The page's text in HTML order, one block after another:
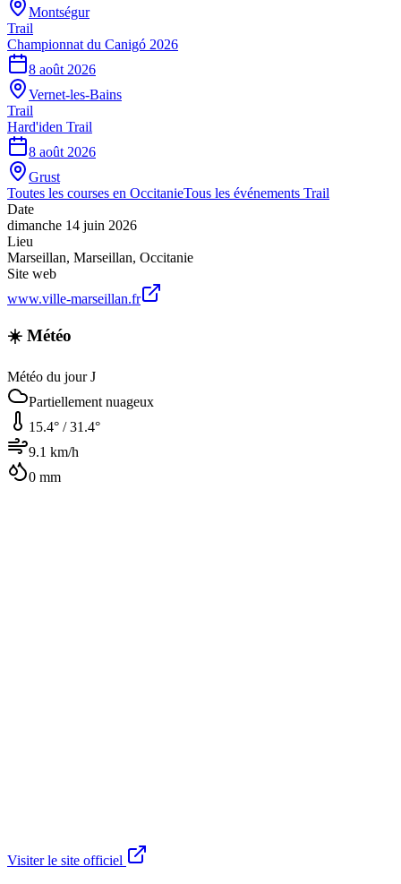
Montségur
Trail
Championnat du Canigó 2026
8 août 2026
Vernet-les-Bains
Trail
Hard'iden Trail
8 août 2026
Grust
Toutes les courses en OccitanieTous les événements Trail
Date
dimanche 14 juin 2026
Lieu
Marseillan, Marseillan, Occitanie
Site web
www.ville-marseillan.fr
☀️ Météo
Météo du jour J
Partiellement nuageux
15.4° /31.4°
9.1 km/h
0 mm
Visiter le site officiel